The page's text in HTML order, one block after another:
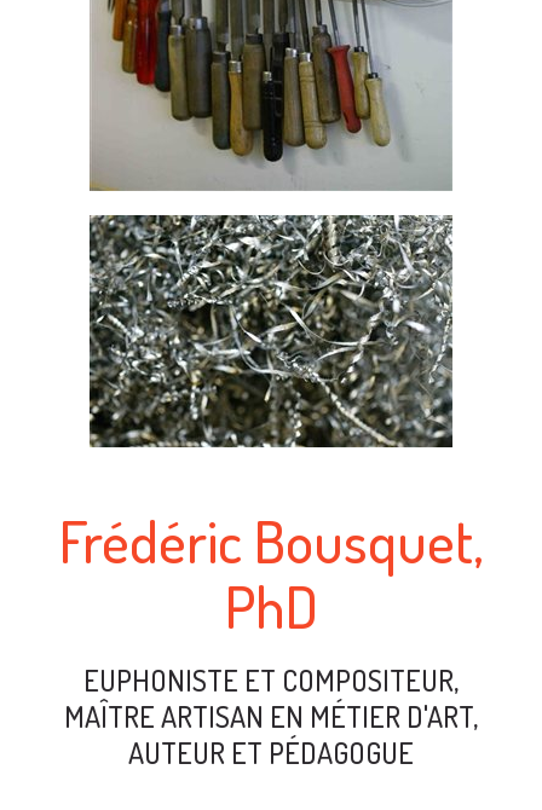
Frédéric Bousquet,
PhD
EUPHONISTE ET COMPOSITEUR,
MAÎTRE ARTISAN EN MÉTIER D'ART,
AUTEUR ET PÉDAGOGUE